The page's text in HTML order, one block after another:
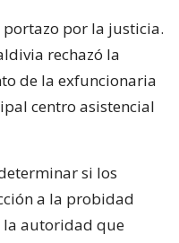
por la justicia.
rechazó la
de la exfuncionaria
centro asistencial
si los
a la probidad
autoridad que